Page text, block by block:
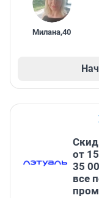
Милана,40
от
35
все